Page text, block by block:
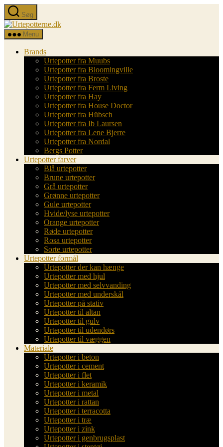
Spring
til
indholdet
Søg
Urtepotterne.dk
Menu
Brands
Urtepotter fra Muubs
Urtepotter fra Bloomingville
Urtepotter fra Broste
Urtepotter fra Ferm Living
Urtepotter fra Hay
Urtepotter fra House Doctor
Urtepotter fra Hübsch
Urtepotter fra Ib Laursen
Urtepotter fra Lene Bjerre
Urtepotter fra Nordal
Bergs Potter
Urtepotter farver
Blå urtepotter
Brune urtepotter
Grå urtepotter
Grønne urtepotter
Gule urtepotter
Hvide/lyse urtepotter
Orange urtepotter
Røde urtepotter
Rosa urtepotter
Sorte urtepotter
Urtepotter formål
Urtepotter der kan hænge
Urtepotter med hjul
Urtepotter med selvvanding
Urtepotter med underskål
Urtepotter på stativ
Urtepotter til altan
Urtepotter til gulv
Urtepotter til udendørs
Urtepotter til væggen
Materiale
Urtepotter i beton
Urtepotter i cement
Urtepotter i flet
Urtepotter i keramik
Urtepotter i metal
Urtepotter i rattan
Urtepotter i terracotta
Urtepotter i træ
Urtepotter i zink
Urtepotter i genbrugsplast